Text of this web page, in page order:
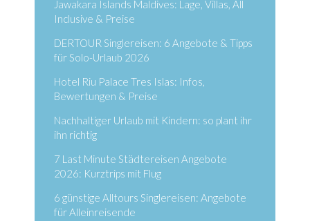
Jawakara Islands Maldives: Lage, Villas, All
Inclusive & Preise
DERTOUR Singlereisen: 6 Angebote & Tipps
für Solo-Urlaub 2026
Hotel Riu Palace Tres Islas: Infos,
Bewertungen & Preise
Nachhaltiger Urlaub mit Kindern: so plant ihr
ihn richtig
7 Last Minute Städtereisen Angebote
2026: Kurztrips mit Flug
6 günstige Alltours Singlereisen: Angebote
für Alleinreisende